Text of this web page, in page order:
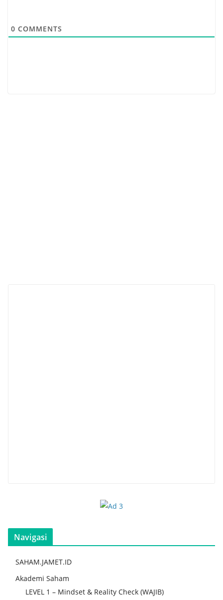
0 COMMENTS
Navigasi
SAHAM.JAMET.ID
Akademi Saham
LEVEL 1 – Mindset & Reality Check (WAJIB)